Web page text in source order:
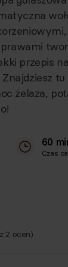
przepis
tu
żelaza,
60
Czas
2 ocen)